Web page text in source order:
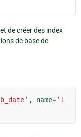
de créer des index
de base de
, name= 'l